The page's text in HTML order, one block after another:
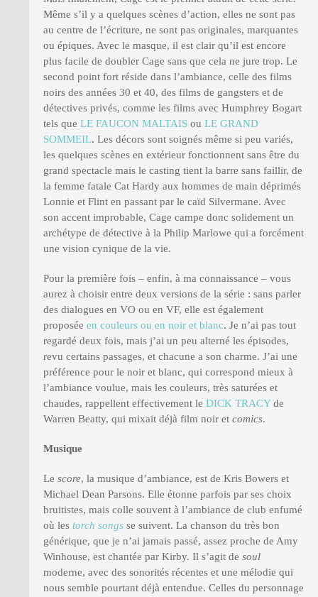
Même s’il y a quelques scènes d’action, elles ne sont pas
au centre de l’écriture, ne sont pas originales, marquantes
ou épiques. Avec le masque, il est clair qu’il est encore
plus facile de doubler Cage sans que cela ne jure trop. Le
second point fort réside dans l’ambiance, celle des films
noirs des années 30 et 40, des films de gangsters et de
détectives privés, comme les films avec Humphrey Bogart
tels que LE FAUCON MALTAIS ou LE GRAND
SOMMEIL. Les décors sont soignés même si peu variés,
les quelques scènes en extérieur fonctionnent sans être du
grand spectacle mais le casting tient la barre sans faillir, de
la femme fatale Cat Hardy aux hommes de main déprimés
Lonnie et Flint en passant par le caïd Silvermane. Avec
son accent improbable, Cage campe donc solidement un
archétype de détective à la Philip Marlowe qui a forcément
une vision cynique de la vie.
Pour la première fois – enfin, à ma connaissance – vous
aurez à choisir entre deux versions de la série : sans parler
des dialogues en VO ou en VF, elle est également
proposée en couleurs ou en noir et blanc. Je n’ai pas tout
regardé deux fois, mais j’ai un peu alterné les épisodes,
revu certains passages, et chacune a son charme. J’ai une
préférence pour le noir et blanc, qui correspond mieux à
l’ambiance voulue, mais les couleurs, très saturées et
chaudes, rappellent effectivement le DICK TRACYde
Warren Beatty, qui mixait déjà film noir et comics.
Musique
Le score, la musique d’ambiance, est de Kris Bowers et
Michael Dean Parsons. Elle étonne parfois par ses choix
bruitistes, mais colle souvent à l’ambiance de club enfumé
où les torch songs se suivent. La chanson du très bon
générique, que je n’ai jamais passé, assez proche de Amy
Winhouse, est chantée par Kirby. Il s’agit de soul
moderne, avec des sonorités récentes et une mélodie qui
nous semble pourtant déjà entendue. Celles du personnage